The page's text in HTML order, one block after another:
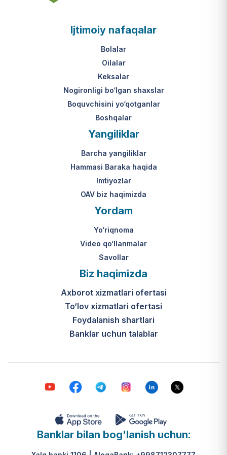
asosi nima?
(1-ilova, 6-band "j" va "l" kichik
jumladan, vasiylik, homiylik yoki
Ushbu xizmatning huquqiy
O‘zbekiston Respublikasi VMQ-893
hamda amaldagi imtiyozlar
to‘g‘risidagi qonunchilik.
Ijtimoiy nafaqalar
Bolalar
Oilalar
Keksalar
Nogironligi bo‘lgan shaxslar
Boquvchisini yo‘qotganlar
Boshqalar
Yangiliklar
Barcha yangiliklar
Hammasi Baraka haqida
Imtiyozlar
OAV biz haqimizda
Yordam
Yo‘riqnoma
Video qo‘llanmalar
Savollar
Biz haqimizda
Axborot xizmatlari ofertasi
To‘lov xizmatlari ofertasi
Foydalanish shartlari
Banklar uchun talablar
Banklar bilan bog'lanish uchun: